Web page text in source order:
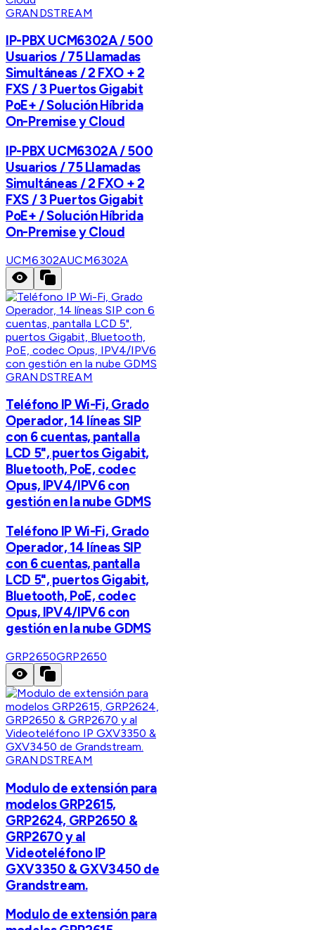
GRANDSTREAM
IP-PBX UCM6302A / 500
Usuarios / 75 Llamadas
Simultáneas / 2 FXO + 2
FXS / 3 Puertos Gigabit
PoE+ / Solución Híbrida
On-Premise y Cloud
IP-PBX UCM6302A / 500
Usuarios / 75 Llamadas
Simultáneas / 2 FXO + 2
FXS / 3 Puertos Gigabit
PoE+ / Solución Híbrida
On-Premise y Cloud
UCM6302AUCM6302A
GRANDSTREAM
Teléfono IP Wi-Fi, Grado
Operador, 14 líneas SIP
con 6 cuentas, pantalla
LCD 5", puertos Gigabit,
Bluetooth, PoE, codec
Opus, IPV4/IPV6 con
gestión en la nube GDMS
Teléfono IP Wi-Fi, Grado
Operador, 14 líneas SIP
con 6 cuentas, pantalla
LCD 5", puertos Gigabit,
Bluetooth, PoE, codec
Opus, IPV4/IPV6 con
gestión en la nube GDMS
GRP2650GRP2650
GRANDSTREAM
Modulo de extensión para
modelos GRP2615,
GRP2624, GRP2650 &
GRP2670 y al
Videoteléfono IP
GXV3350 & GXV3450 de
Grandstream.
Modulo de extensión para